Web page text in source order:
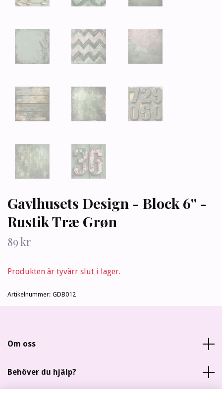
Gavlhusets Design - Block 6'' -
Rustik Træ Grøn
89 kr
Produkten är tyvärr slut i lager.
Artikelnummer: GDB012
Om oss
Behöver du hjälp?